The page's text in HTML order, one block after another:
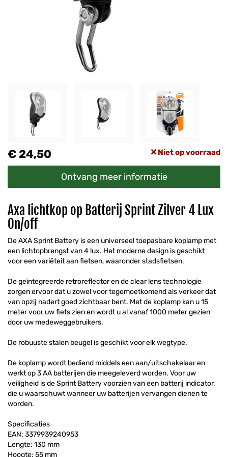
€ 24,50 Niet op voorraad
Ontvang meer informatie
Axa lichtkop op Batterij Sprint Zilver 4 Lux
On/off
De AXA Sprint Battery is een universeel toepasbare koplamp met
een lichtopbrengst van 4 lux. Het moderne design is geschikt
voor een variëteit aan fietsen, waaronder stadsfietsen.
De geïntegreerde retroreflector en de clear lens technologie
zorgen ervoor dat u zowel voor tegemoetkomend als verkeer dat
van opzij nadert goed zichtbaar bent. Met de koplamp kan u 15
meter voor uw fiets zien en wordt u al vanaf 1000 meter gezien
door uw medeweggebruikers.
De robuuste stalen beugel is geschikt voor elk wegtype.
De koplamp wordt bediend middels een aan/uitschakelaar en
werkt op 3 AA batterijen die meegeleverd worden. Voor uw
veiligheid is de Sprint Battery voorzien van een batterij indicator,
die u waarschuwt wanneer uw batterijen vervangen dienen te
worden.
Specificaties
EAN: 3379939240953
Lengte: 130 mm
Hoogte: 55 mm